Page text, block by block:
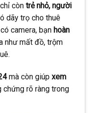
còn trẻ nhỏ, người
dãy trọ cho thuê
camera, bạn hoàn
như mất đồ, trộm
mà còn giúp xem
chứng rõ ràng trong